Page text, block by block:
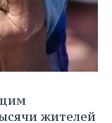
жителей